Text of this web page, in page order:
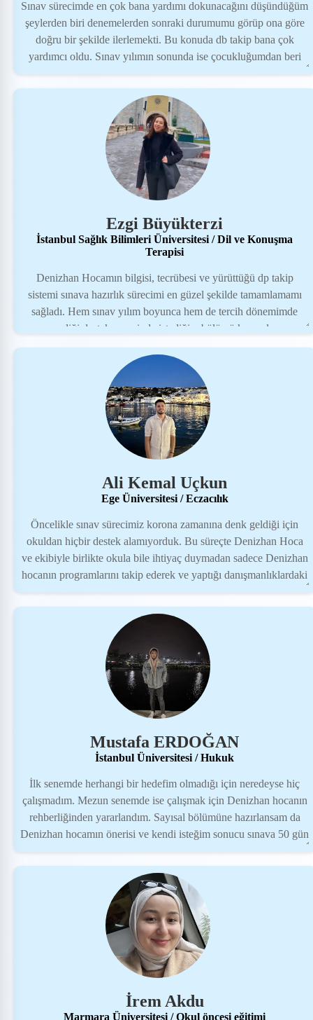
Sınav sürecimde en çok bana yardımı dokunacağını düşündüğüm
şeylerden biri denemelerden sonraki durumumu görüp ona göre
doğru bir şekilde ilerlemekti. Bu konuda db takip bana çok
yardımcı oldu. Sınav yılımın sonunda ise çocukluğumdan beri
hayalini kurduğum tıp fakültesini kazandım. Bu süreçte Denizhan
hocamın desteğine ve emeğine teşekkür ederim.
Ezgi Büyükterzi
İstanbul Sağlık Bilimleri Üniversitesi / Dil ve Konuşma
Terapisi
Denizhan Hocamın bilgisi, tecrübesi ve yürüttüğü dp takip
sistemi sınava hazırlık sürecimi en güzel şekilde tamamlamamı
sağladı. Hem sınav yılım boyunca hem de tercih dönemimde
verdiği destek sayesinde istediğim bölümü kazandım
.Emekleriniz için teşekkür ederim Denizhan Hocam. İyi ki
yollarımız kesişmiş :)
Ali Kemal Uçkun
Ege Üniversitesi / Eczacılık
Öncelikle sınav sürecimiz korona zamanına denk geldiği için
okuldan hiçbir destek alamıyorduk. Bu süreçte Denizhan Hoca
ve ekibiyle birlikte okula bile ihtiyaç duymadan sadece Denizhan
hocanın programlarını takip ederek ve yaptığı danışmanlıklardaki
hedeflerimize uyarak lise başından beri hedefim olan eczacılığı
kazandım. Kesinlikle tavsiye ederim Tüm emekleri için teşekkür
Mustafa ERDOĞAN
İstanbul Üniversitesi / Hukuk
İlk senemde herhangi bir hedefim olmadığı için neredeyse hiç
çalışmadım. Mezun senemde ise çalışmak için Denizhan hocanın
rehberliğinden yararlandım. Sayısal bölümüne hazırlansam da
Denizhan hocamın önerisi ve kendi isteğim sonucu sınava 50 gün
kala eşit ağırlık bölümüne geçtim ve istediğim sonucu aldım. Şu
an iyiki eşit ağırlığa geçip Hukuk seçmişim diyebiliyorum.
Desteğiniz ve en az bizim kadar çabanız için teşekkürler
Denizhan hocam.
İrem Akdu
Marmara Üniversitesi / Okul öncesi eğitimi